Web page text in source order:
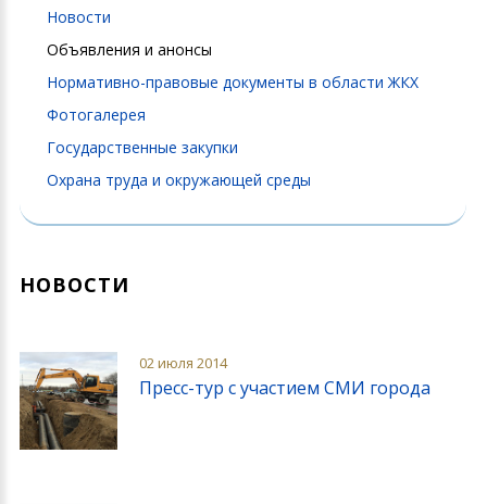
Новости
Объявления и анонсы
Нормативно-правовые документы в области ЖКХ
Фотогалерея
Государственные закупки
Охрана труда и окружающей среды
НОВОСТИ
02 июля 2014
Пресс-тур с участием СМИ города